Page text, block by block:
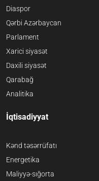
Diaspor
Qərbi Azərbaycan
Parlament
Xarici siyasət
Daxili siyasət
Qarabağ
Analitika
İqtisadiyyat
Kənd təsərrüfatı
Energetika
Maliyyə-sığorta